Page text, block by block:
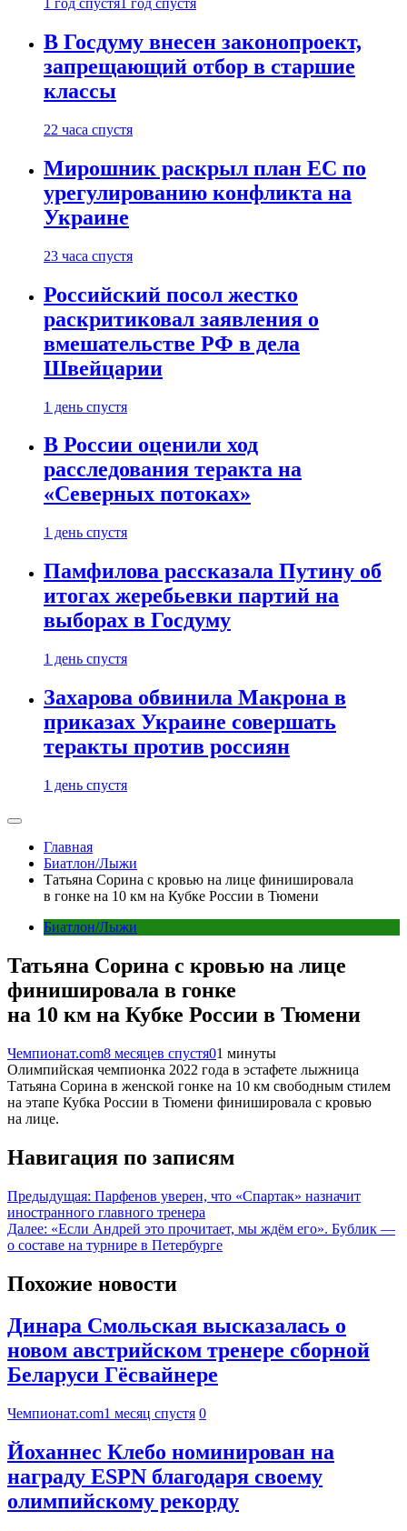
1 год спустя 1 год спустя
В Госдуму внесен законопроект,
запрещающий отбор в старшие
классы
22 часа спустя
Мирошник раскрыл план ЕС по
урегулированию конфликта на
Украине
23 часа спустя
Российский посол жестко
раскритиковал заявления о
вмешательстве РФ в дела
Швейцарии
1 день спустя
В России оценили ход
расследования теракта на
«Северных потоках»
1 день спустя
Памфилова рассказала Путину об
итогах жеребьевки партий на
выборах в Госдуму
1 день спустя
Захарова обвинила Макрона в
приказах Украине совершать
теракты против россиян
1 день спустя
Главная
Биатлон/Лыжи
Татьяна Сорина с кровью на лице финишировала
в гонке на 10 км на Кубке России в Тюмени
Биатлон/Лыжи
Татьяна Сорина с кровью на лице
финишировала в гонке
на 10 км на Кубке России в Тюмени
Чемпионат.com8 месяцев спустя01 минуты
Олимпийская чемпионка 2022 года в эстафете лыжница
Татьяна Сорина в женской гонке на 10 км свободным стилем
на этапе Кубка России в Тюмени финишировала с кровью
на лице.
Навигация по записям
Предыдущая: Парфенов уверен, что «Спартак» назначит
иностранного главного тренера
Далее: «Если Андрей это прочитает, мы ждём его». Бублик —
о составе на турнире в Петербурге
Похожие новости
Динара Смольская высказалась о
новом австрийском тренере сборной
Беларуси Гёсвайнере
Чемпионат.com1 месяц спустя 0
Йоханнес Клебо номинирован на
награду ESPN благодаря своему
олимпийскому рекорду